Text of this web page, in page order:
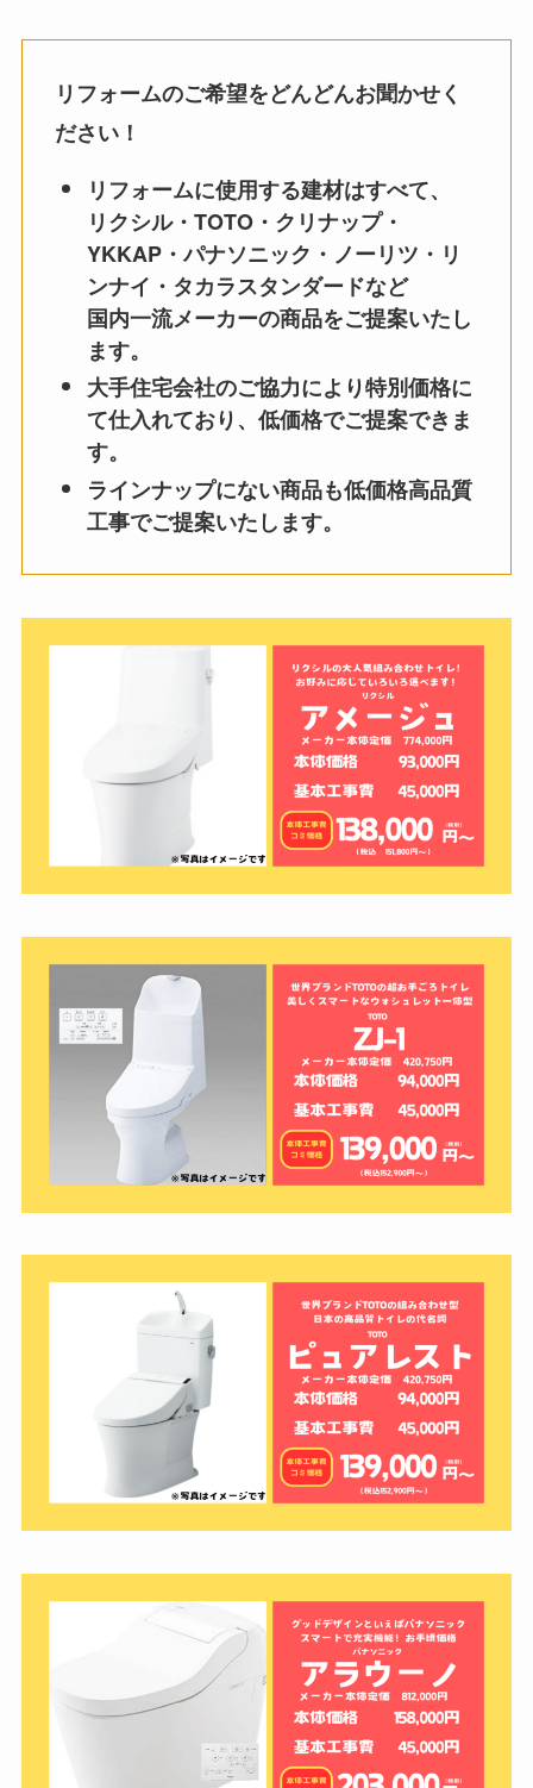
リフォームのご希望をどんどんお聞かせく
ださい！
リフォームに使用する建材はすべて、
リクシル・TOTO・クリナップ・
YKKAP・パナソニック・ノーリツ・リ
ンナイ・タカラスタンダードなど
国内一流メーカーの商品をご提案いたし
ます。
大手住宅会社のご協力により特別価格に
て仕入れており、低価格でご提案できま
す。
ラインナップにない商品も低価格高品質
工事でご提案いたします。